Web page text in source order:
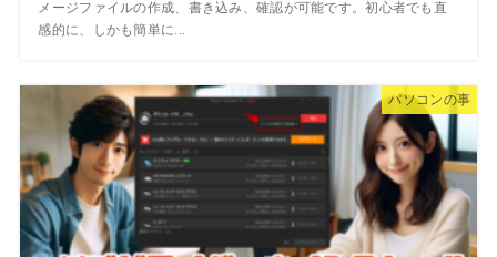
メージファイルの作成、書き込み、確認が可能です。初心者でも直
感的に、しかも簡単に...
パソコンの事